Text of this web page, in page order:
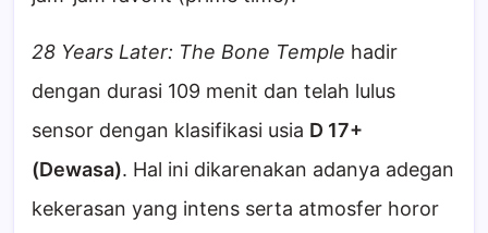
28 Years Later: The Bone Temple hadir
dengan durasi 109 menit dan telah lulus
sensor dengan klasifikasi usia D 17+
(Dewasa). Hal ini dikarenakan adanya adegan
kekerasan yang intens serta atmosfer horor